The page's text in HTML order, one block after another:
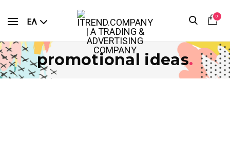
ΕΛ
0
promotional ideas.